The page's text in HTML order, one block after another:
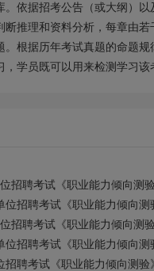
。依据招考公告（或大纲）
推理和资料分析，每章由
。根据历年考试真题的命题
学员既可以用来检测学习
招聘考试《职业能力倾向测
位招聘考试《职业能力倾向
招聘考试《职业能力倾向测
位招聘考试《职业能力倾向
招聘考试《职业能力倾向测